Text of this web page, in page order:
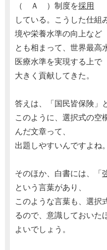
（ Ａ ）制度を採用
している。こうした仕組
境や栄養水準の向上など
とも相まって、世界最
医療水準を実現する上で
大きく貢献してきた。
答えは、「国民皆保険」
このように、選択式の空
んだ文章って、
出題しやすいんですよね。
そのほか、白書には、「
という言葉があり、
このような言葉も、選択
るので、意識しておいた
よいでしょう。